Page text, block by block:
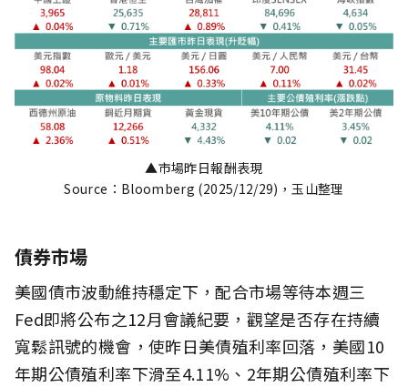
▲市場昨日報酬表現
Source：Bloomberg (2025/12/29)，玉山整理
債券市場
美國債市波動維持穩定下，配合市場等待本週三
Fed即將公布之12月會議紀要，觀望是否存在持續
寬鬆訊號的機會，使昨日美債殖利率回落，美國10
年期公債殖利率下滑至4.11%、2年期公債殖利率下